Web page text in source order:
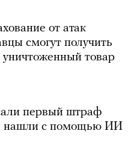
от атак
смогут получить
уничтоженный товар
первый штраф
нашли с помощью ИИ